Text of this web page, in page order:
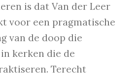
is dat Van der Leer
voor een pragmatische
van de doop die
kerken die de
Terecht